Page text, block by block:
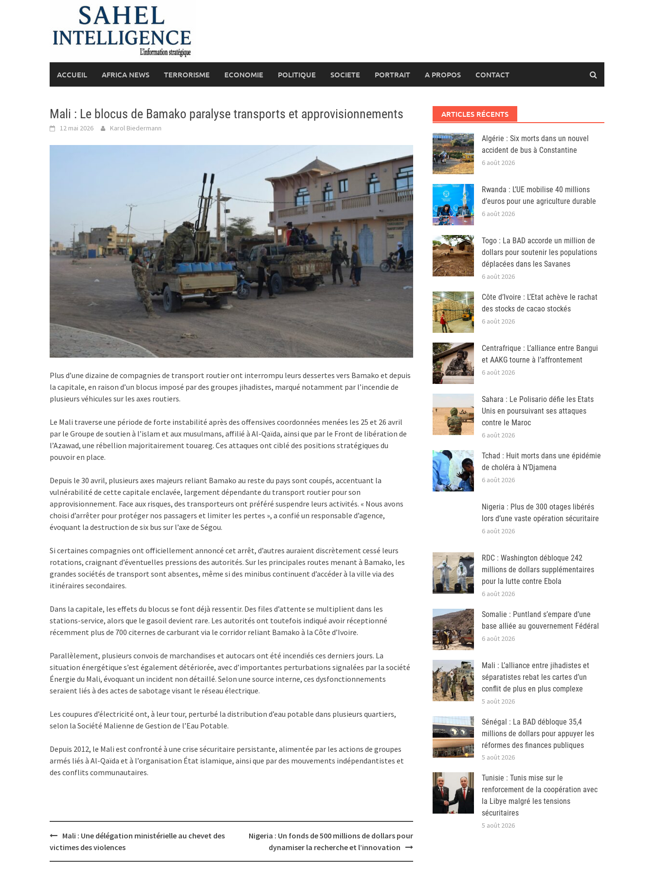
ACCUEIL AFRICA NEWS TERRORISME ECONOMIE POLITIQUE SOCIETE PORTRAIT A PROPOS CONTACT
Mali : Le blocus de Bamako paralyse transports et approvisionnements
12 mai 2026 Karol Biedermann
Plus d’une dizaine de compagnies de transport routier ont interrompu leurs dessertes vers Bamako et depuis
la capitale, en raison d’un blocus imposé par des groupes jihadistes, marqué notamment par l’incendie de
plusieurs véhicules sur les axes routiers.
Le Mali traverse une période de forte instabilité après des offensives coordonnées menées les 25 et 26 avril
par le Groupe de soutien à l’islam et aux musulmans, affilié à Al-Qaïda, ainsi que par le Front de libération de
l’Azawad, une rébellion majoritairement touareg. Ces attaques ont ciblé des positions stratégiques du
pouvoir en place.
Depuis le 30 avril, plusieurs axes majeurs reliant Bamako au reste du pays sont coupés, accentuant la
vulnérabilité de cette capitale enclavée, largement dépendante du transport routier pour son
approvisionnement. Face aux risques, des transporteurs ont préféré suspendre leurs activités. « Nous avons
choisi d’arrêter pour protéger nos passagers et limiter les pertes », a confié un responsable d’agence,
évoquant la destruction de six bus sur l’axe de Ségou.
Si certaines compagnies ont officiellement annoncé cet arrêt, d’autres auraient discrètement cessé leurs
rotations, craignant d’éventuelles pressions des autorités. Sur les principales routes menant à Bamako, les
grandes sociétés de transport sont absentes, même si des minibus continuent d’accéder à la ville via des
itinéraires secondaires.
Dans la capitale, les effets du blocus se font déjà ressentir. Des files d’attente se multiplient dans les
stations-service, alors que le gasoil devient rare. Les autorités ont toutefois indiqué avoir réceptionné
récemment plus de 700 citernes de carburant via le corridor reliant Bamako à la Côte d’Ivoire.
Parallèlement, plusieurs convois de marchandises et autocars ont été incendiés ces derniers jours. La
situation énergétique s’est également détériorée, avec d’importantes perturbations signalées par la société
Énergie du Mali, évoquant un incident non détaillé. Selon une source interne, ces dysfonctionnements
seraient liés à des actes de sabotage visant le réseau électrique.
Les coupures d’électricité ont, à leur tour, perturbé la distribution d’eau potable dans plusieurs quartiers,
selon la Société Malienne de Gestion de l’Eau Potable.
Depuis 2012, le Mali est confronté à une crise sécuritaire persistante, alimentée par les actions de groupes
armés liés à Al-Qaïda et à l’organisation État islamique, ainsi que par des mouvements indépendantistes et
des conflits communautaires.
Post
navigation
Mali : Une délégation ministérielle au chevet des
victimes des violences
Nigeria : Un fonds de 500 millions de dollars pour
dynamiser la recherche et l’innovation
ARTICLES RÉCENTS
Algérie : Six morts dans un nouvel
accident de bus à Constantine
6 août 2026
Rwanda : L’UE mobilise 40 millions
d’euros pour une agriculture durable
6 août 2026
Togo : La BAD accorde un million de
dollars pour soutenir les populations
déplacées dans les Savanes
6 août 2026
Côte d’Ivoire : L’Etat achève le rachat
des stocks de cacao stockés
6 août 2026
Centrafrique : L’alliance entre Bangui
et AAKG tourne à l’affrontement
6 août 2026
Sahara : Le Polisario défie les Etats
Unis en poursuivant ses attaques
contre le Maroc
6 août 2026
Tchad : Huit morts dans une épidémie
de choléra à N’Djamena
6 août 2026
Nigeria : Plus de 300 otages libérés
lors d’une vaste opération sécuritaire
6 août 2026
RDC : Washington débloque 242
millions de dollars supplémentaires
pour la lutte contre Ebola
6 août 2026
Somalie : Puntland s’empare d’une
base alliée au gouvernement Fédéral
6 août 2026
Mali : L’alliance entre jihadistes et
séparatistes rebat les cartes d’un
conflit de plus en plus complexe
5 août 2026
Sénégal : La BAD débloque 35,4
millions de dollars pour appuyer les
réformes des finances publiques
5 août 2026
Tunisie : Tunis mise sur le
renforcement de la coopération avec
la Libye malgré les tensions
sécuritaires
5 août 2026